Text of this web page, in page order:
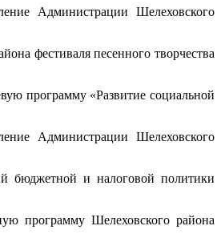
Администрации Шелеховского
фестиваля песенного творчества
программу «Развитие социальной
Администрации Шелеховского
бюджетной и налоговой политики
программу Шелеховского района